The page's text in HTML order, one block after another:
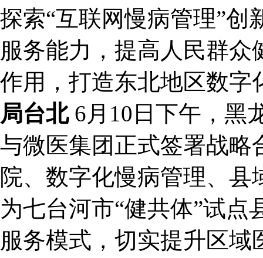
探索“互联网慢病管理”创
服务能力，提高人民群
作用，打造东北地区数
局台北6月10日下午，黑
与微医集团正式签署战略
院、数字化慢病管理、
为七台河市“健共体”试点
服务模式，切实提升区